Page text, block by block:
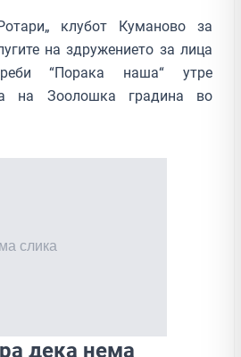
клубот Куманово за
на здружението за лица
“Порака наша“ утре
на Зоолошка градина во
дека нема